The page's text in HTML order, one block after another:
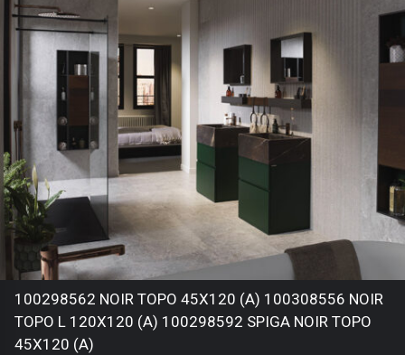
100298562 NOIR TOPO 45X120 (A) 100308556 NOIR
TOPO L 120X120 (A) 100298592 SPIGA NOIR TOPO
45X120 (A)